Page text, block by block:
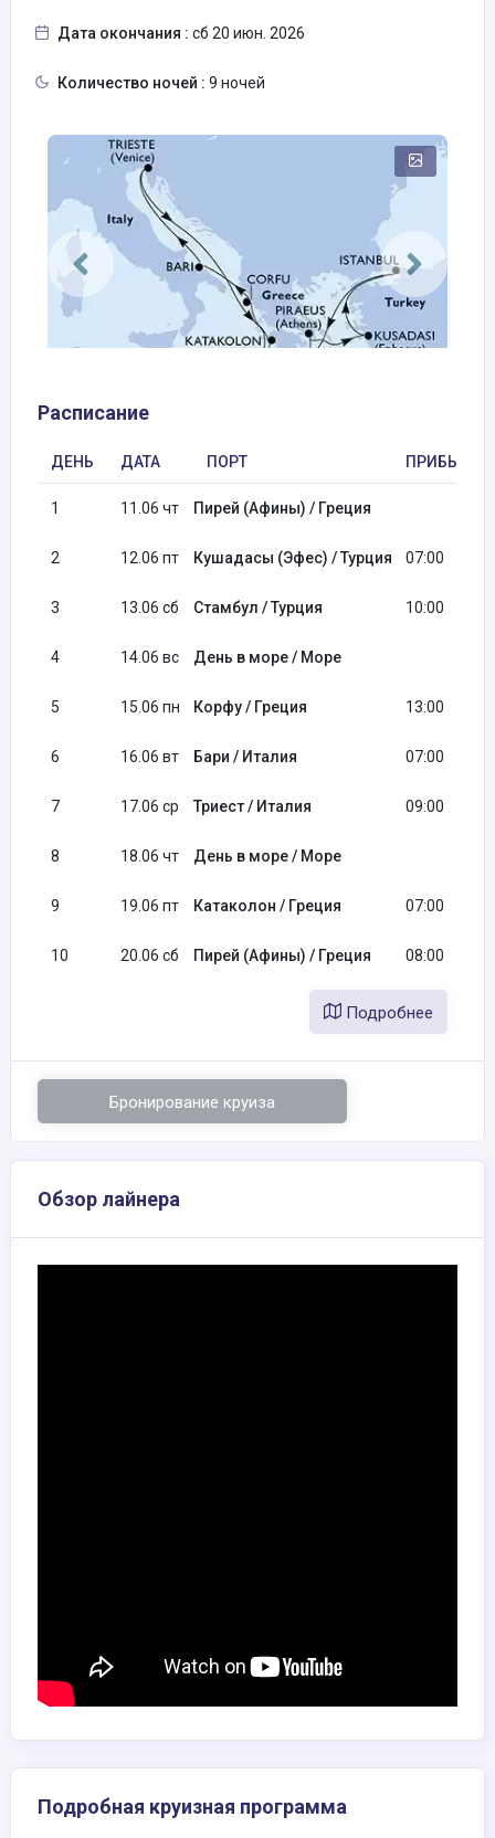
Дата окончания : сб 20 июн. 2026
Количество ночей : 9 ночей
Расписание
ДЕНЬ ДАТА ПОРТ ПРИБЫТИЕ
1 11.06 чт Пирей (Афины) / Греция
2 12.06 пт Кушадасы (Эфес) / Турция 07:00
3 13.06 сб Стамбул / Турция 10:00
4 14.06 вс День в море / Море
5 15.06 пн Корфу / Греция 13:00
6 16.06 вт Бари / Италия 07:00
7 17.06 ср Триест / Италия 09:00
8 18.06 чт День в море / Море
9 19.06 пт Катаколон / Греция 07:00
10 20.06 сб Пирей (Афины) / Греция 08:00
Подробнее
Бронирование круиза
Обзор лайнера
Подробная круизная программа